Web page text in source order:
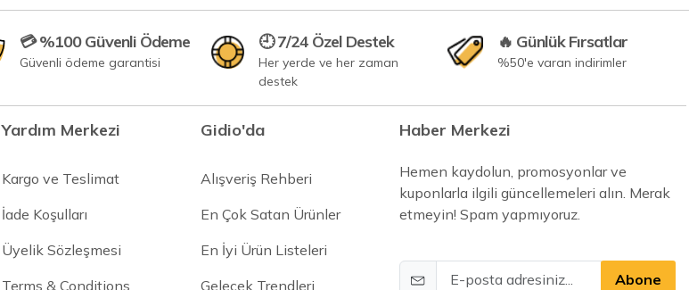
💳 %100 Güvenli Ödeme
Güvenli ödeme garantisi
🕘 7/24 Özel Destek
Her yerde ve her zaman
destek
🔥 Günlük Fırsatlar
%50'e varan indirimler
Yardım Merkezi
Kargo ve Teslimat
İade Koşulları
Üyelik Sözleşmesi
Terms & Conditions
Gidio'da
Alışveriş Rehberi
En Çok Satan Ürünler
En İyi Ürün Listeleri
Gelecek Trendleri
Haber Merkezi
Hemen kaydolun, promosyonlar ve
kuponlarla ilgili güncellemeleri alın. Merak
etmeyin! Spam yapmıyoruz.
Abone